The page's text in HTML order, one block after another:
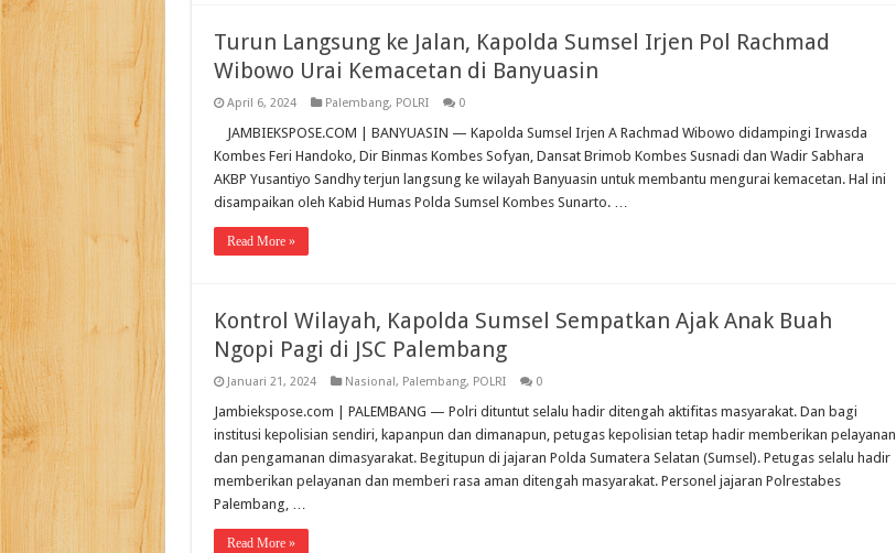
Turun Langsung ke Jalan, Kapolda Sumsel Irjen Pol Rachmad
Wibowo Urai Kemacetan di Banyuasin
April 6, 2024 Palembang, POLRI 0
JAMBIEKSPOSE.COM | BANYUASIN — Kapolda Sumsel Irjen A Rachmad Wibowo didampingi Irwasda
Kombes Feri Handoko, Dir Binmas Kombes Sofyan, Dansat Brimob Kombes Susnadi dan Wadir Sabhara
AKBP Yusantiyo Sandhy terjun langsung ke wilayah Banyuasin untuk membantu mengurai kemacetan. Hal ini
disampaikan oleh Kabid Humas Polda Sumsel Kombes Sunarto. …
Read More »
Kontrol Wilayah, Kapolda Sumsel Sempatkan Ajak Anak Buah
Ngopi Pagi di JSC Palembang
Januari 21, 2024 Nasional , Palembang, POLRI 0
Jambiekspose.com | PALEMBANG — Polri dituntut selalu hadir ditengah aktifitas masyarakat. Dan bagi
institusi kepolisian sendiri, kapanpun dan dimanapun, petugas kepolisian tetap hadir memberikan pelayanan
dan pengamanan dimasyarakat. Begitupun di jajaran Polda Sumatera Selatan (Sumsel). Petugas selalu hadir
memberikan pelayanan dan memberi rasa aman ditengah masyarakat. Personel jajaran Polrestabes
Palembang, …
Read More »